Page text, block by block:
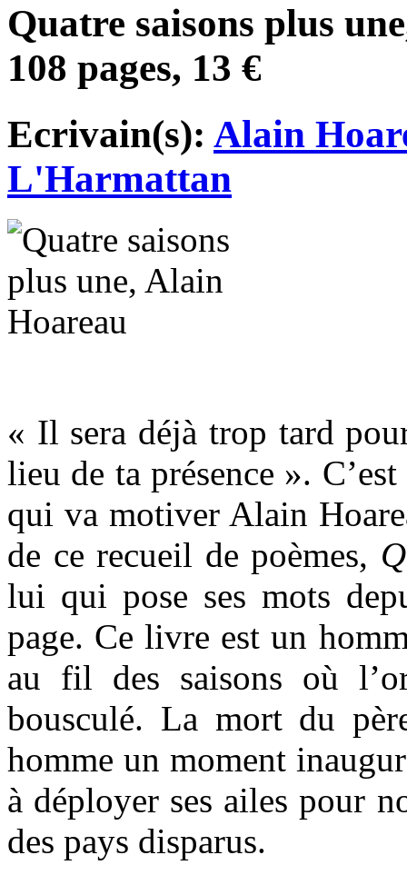
Quatre saisons plus
108 pages, 13 €
Ecrivain(s): Alain
L'Harmattan
« Il sera déjà trop tard
lieu de ta présence ».
qui va motiver Alain
de ce recueil de poèmes,
lui qui pose ses mots
page. Ce livre est un
au fil des saisons où
bousculé. La mort du
homme un moment
à déployer ses ailes pour
des pays disparus.